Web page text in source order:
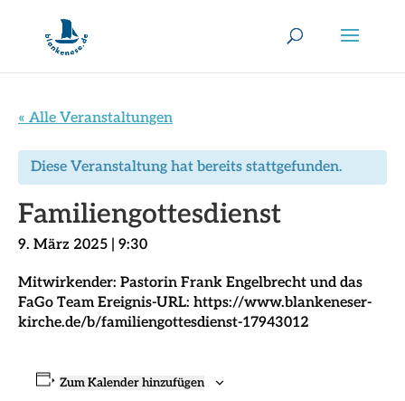
« Alle Veranstaltungen
Diese Veranstaltung hat bereits stattgefunden.
Familiengottesdienst
9. März 2025 | 9:30
Mitwirkender: Pastorin Frank Engelbrecht und das
FaGo Team Ereignis-URL: https://www.blankeneser-
kirche.de/b/familiengottesdienst-17943012
Zum Kalender hinzufügen